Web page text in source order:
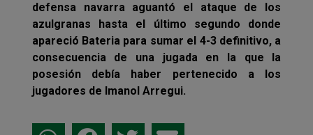
defensa navarra aguantó el ataque de los
azulgranas hasta el último segundo donde
apareció Bateria para sumar el 4-3 definitivo, a
consecuencia de una jugada en la que la
posesión debía haber pertenecido a los
jugadores de Imanol Arregui.